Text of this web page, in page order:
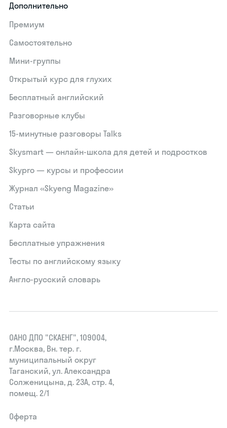
Дополнительно
Премиум
Самостоятельно
Мини-группы
Открытый курс для глухих
Бесплатный английский
Разговорные клубы
15‑минутные разговоры Talks
Skysmart — онлайн-школа для детей и подростков
Skypro — курсы и профессии
Журнал «Skyeng Magazine»
Статьи
Карта сайта
Бесплатные упражнения
Тесты по английскому языку
Англо-русский словарь
ОАНО ДПО "СКАЕНГ", 109004,
г.Москва, Вн. тер. г.
муниципальный округ
Таганский, ул. Александра
Солженицына, д. 23А, стр. 4,
помещ. 2/1
Оферта